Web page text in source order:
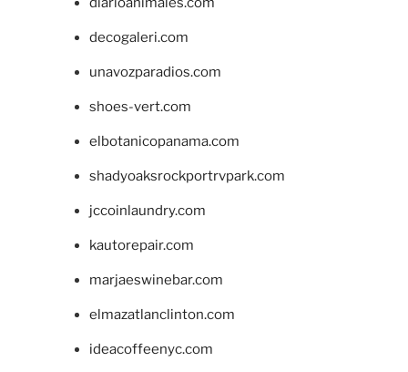
decogaleri.com
unavozparadios.com
shoes-vert.com
elbotanicopanama.com
shadyoaksrockportrvpark.com
jccoinlaundry.com
kautorepair.com
marjaeswinebar.com
elmazatlanclinton.com
ideacoffeenyc.com